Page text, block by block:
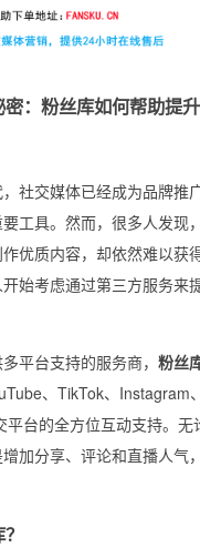
：粉丝库如何帮助提
社交媒体已经成为品牌推
工具。然而，很多人发现
优质内容，却依然难以获
始考虑通过第三方服务来
平台支持的服务商， 粉丝
、TikTok、Instagram
台的全方位互动支持。无
加分享、评论和直播人气